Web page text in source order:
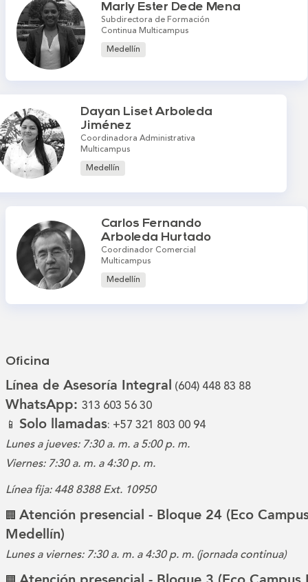
Marly Ester Dede Mena
Subdirectora de Formación
Continua Multicampus
Medellín
Dayan Liset Arboleda
Jiménez
Coordinadora Administrativa
Multicampus
Medellín
Carlos Fernando
Arboleda Hurtado
Coordinador Comercial
Multicampus
Medellín
Oficina
Línea de Asesoría Integral (604) 448 83 88
WhatsApp: 313 603 56 30
📱 Solo llamadas: +57 321 803 00 94
Lunes a jueves: 7:30 a. m. a 5:00 p. m.
Viernes: 7:30 a. m. a 4:30 p. m.
Línea fija: 448 8388 Ext. 10950
🏢 Atención presencial - Bloque 24 (Eco
Medellín)
Lunes a viernes: 7:30 a. m. a 4:30 p. m. (jornada continua)